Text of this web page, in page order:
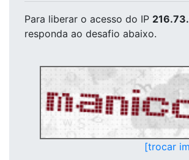
Para liberar o acesso do IP
responda ao desafio abaixo.
[trocar